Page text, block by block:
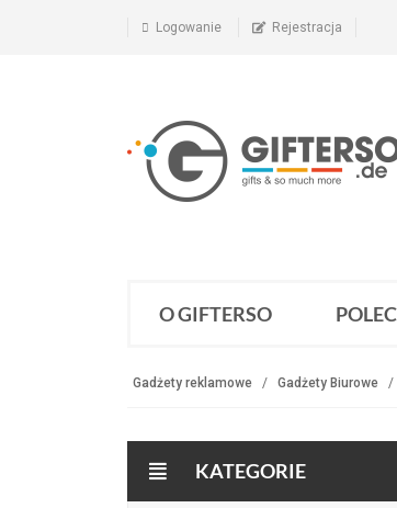
Logowanie Rejestracja
O GIFTERSO
Gadżety reklamowe Gadżety Biurowe
KATEGORIE